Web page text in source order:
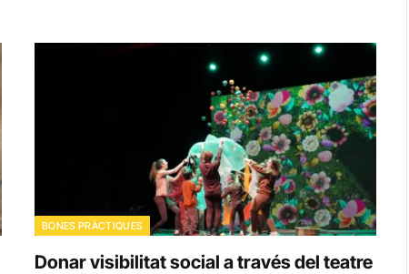
BONES PRÀCTIQUES
Donar visibilitat social a través del teatre